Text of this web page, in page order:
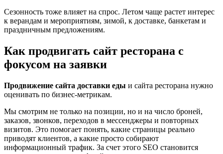
Сезонность тоже влияет на спрос. Летом чаще растет интерес
к верандам и мероприятиям, зимой, к доставке, банкетам и
праздничным предложениям.
Как продвигать сайт ресторана с
фокусом на заявки
Продвижение сайта доставки еды и сайта ресторана нужно
оценивать по бизнес-метрикам.
Мы смотрим не только на позиции, но и на число броней,
заказов, звонков, переходов в мессенджеры и повторных
визитов. Это помогает понять, какие страницы реально
приводят клиентов, а какие просто собирают
информационный трафик. За счет этого SEO становится